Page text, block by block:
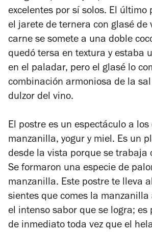
excelentes por sí solos. El último
el jarete de ternera con glasé de
carne se somete a una doble
quedó tersa en textura y estaba
en el paladar, pero el glasé lo
combinación armoniosa de la
dulzor del vino.
El postre es un espectáculo a
manzanilla, yogur y miel. Es un
desde la vista porque se trabaja
Se formaron una especie de
manzanilla. Este postre te lleva
sientes que comes la
el intenso sabor que se logra; es
de inmediato toda vez que el